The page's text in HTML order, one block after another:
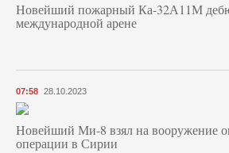
Новейший пожарный Ка-32А11М
международной арене
07:58 28.10.2023
Новейший Ми-8 взял на вооружение
операции в Сирии